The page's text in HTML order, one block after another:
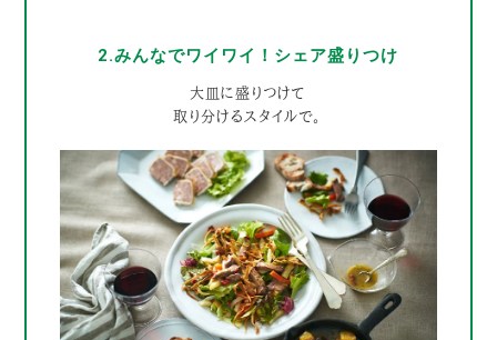
2.みんなでワイワイ！シェア盛りつけ
大皿に盛りつけて
取り分けるスタイルで。